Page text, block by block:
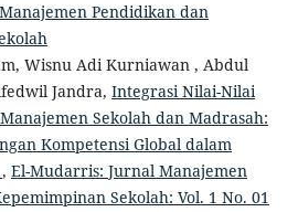
Pendidikan dan
Wisnu Adi Kurniawan , Abdul
Jandra, Integrasi Nilai-Nilai
Sekolah dan Madrasah:
Kompetensi Global dalam
, El-Mudarris: Jurnal Manajemen
Sekolah: Vol. 1 No. 01